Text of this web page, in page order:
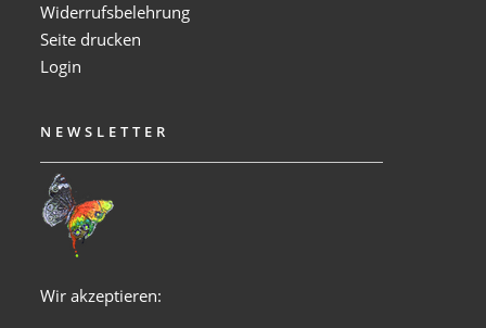
Widerrufsbelehrung
Seite drucken
Login
NEWSLETTER
Wir akzeptieren: